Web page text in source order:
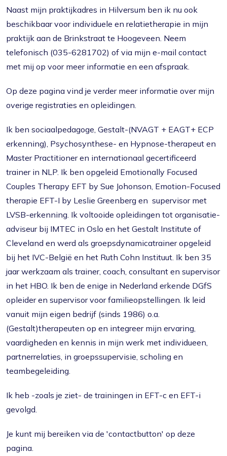
Naast mijn praktijkadres in Hilversum ben ik nu ook
beschikbaar voor individuele en relatietherapie in mijn
praktijk aan de Brinkstraat te Hoogeveen. Neem
telefonisch (035-6281702) of via mijn e-mail contact
met mij op voor meer informatie en een afspraak.
Op deze pagina vind je verder meer informatie over mijn
overige registraties en opleidingen.
Ik ben sociaalpedagoge, Gestalt-(NVAGT + EAGT+ ECP
erkenning), Psychosynthese- en Hypnose-therapeut en
Master Practitioner en internationaal gecertificeerd
trainer in NLP. Ik ben opgeleid Emotionally Focused
Couples Therapy EFT by Sue Johonson, Emotion-Focused
therapie EFT-I by Leslie Greenberg en supervisor met
LVSB-erkenning. Ik voltooide opleidingen tot organisatie-
adviseur bij IMTEC in Oslo en het Gestalt Institute of
Cleveland en werd als groepsdynamicatrainer opgeleid
bij het IVC-België en het Ruth Cohn Instituut. Ik ben 35
jaar werkzaam als trainer, coach, consultant en supervisor
in het HBO. Ik ben de enige in Nederland erkende DGfS
opleider en supervisor voor familieopstellingen. Ik leid
vanuit mijn eigen bedrijf (sinds 1986) o.a.
(Gestalt)therapeuten op en integreer mijn ervaring,
vaardigheden en kennis in mijn werk met individueen,
partnerrelaties, in groepssupervisie, scholing en
teambegeleiding.
Ik heb -zoals je ziet- de trainingen in EFT-c en EFT-i
gevolgd.
Je kunt mij bereiken via de 'contactbutton' op deze
pagina.